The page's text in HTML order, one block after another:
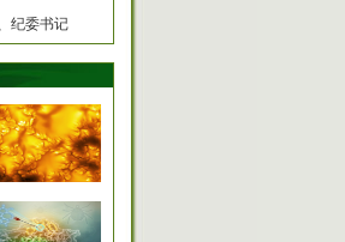
纪委书记